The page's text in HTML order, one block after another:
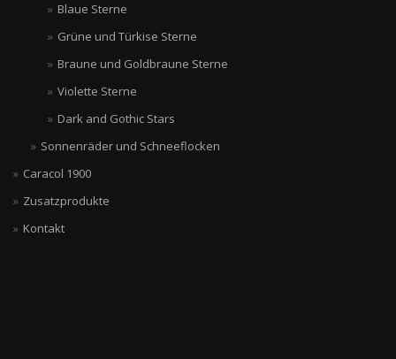
Blaue Sterne
Grüne und Türkise Sterne
Braune und Goldbraune Sterne
Violette Sterne
Dark and Gothic Stars
Sonnenräder und Schneeflocken
Caracol 1900
Zusatzprodukte
Kontakt